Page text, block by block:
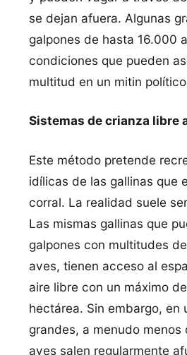
se dejan afuera. Algunas
galpones de hasta 16.000
condiciones que pueden
multitud en un mitin
Sistemas de crianza libre
Este método pretende
idí­licas de las gallinas que
corral. La realidad suele
Las mismas gallinas que
galpones con multitudes
aves, tienen acceso al
aire libre con un máximo
hectárea. Sin embargo, en
grandes, a menudo menos
aves salen regularmente